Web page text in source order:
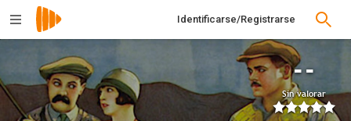
Identificarse/Registrarse
--
Sin valorar